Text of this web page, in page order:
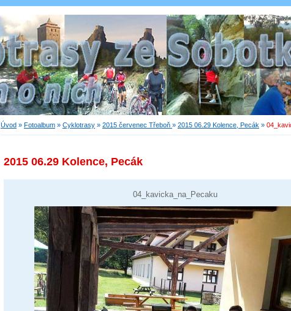
Úvod » Fotoalbum » Cyklotrasy » 2015 červenec Třeboň » 2015 06.29 Kolence, Pecák »
2015 06.29 Kolence, Pecák
04_kavicka_na_Pecaku